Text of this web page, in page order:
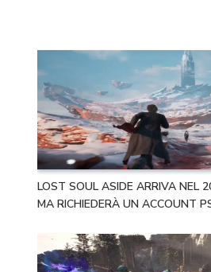
LOST SOUL ASIDE ARRIVA NEL
MA RICHIEDERÀ UN ACCOUNT